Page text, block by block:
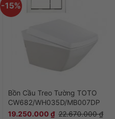
-15%
Bồn Cầu Treo Tường TOTO
CW682/WH035D/MB007DP
19.250.000 ₫ 22.670.000₫